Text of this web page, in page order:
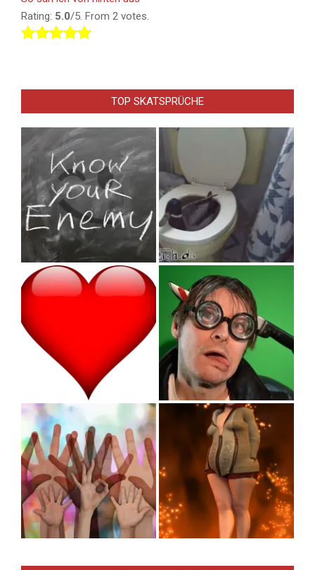
Rating: 5.0/5. From 2 votes.
TOP SKATSPRÜCHE